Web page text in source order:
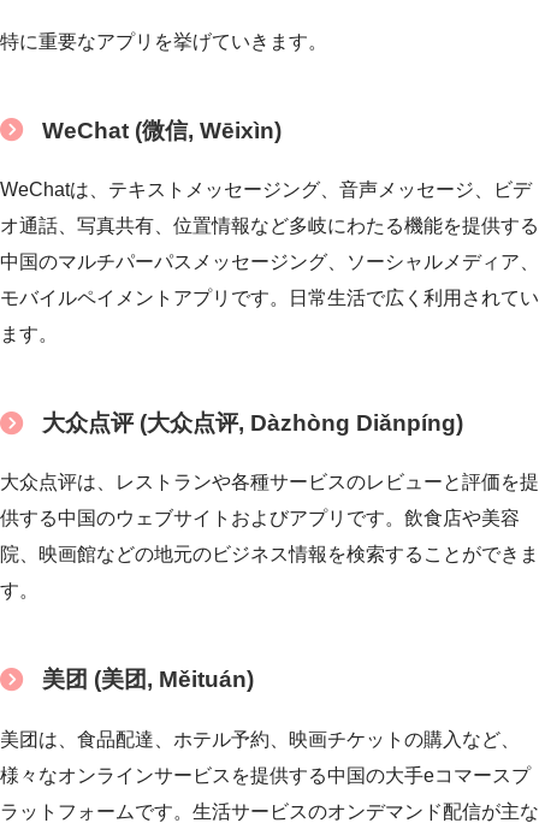
特に重要なアプリを挙げていきます。
WeChat (微信, Wēixìn)
WeChatは、テキストメッセージング、音声メッセージ、ビデ
オ通話、写真共有、位置情報など多岐にわたる機能を提供する
中国のマルチパーパスメッセージング、ソーシャルメディア、
モバイルペイメントアプリです。日常生活で広く利用されてい
ます。
大众点评 (大众点评, Dàzhòng Diǎnpíng)
大众点评は、レストランや各種サービスのレビューと評価を提
供する中国のウェブサイトおよびアプリです。飲食店や美容
院、映画館などの地元のビジネス情報を検索することができま
す。
美团 (美团, Měituán)
美团は、食品配達、ホテル予約、映画チケットの購入など、
様々なオンラインサービスを提供する中国の大手eコマースプ
ラットフォームです。生活サービスのオンデマンド配信が主な